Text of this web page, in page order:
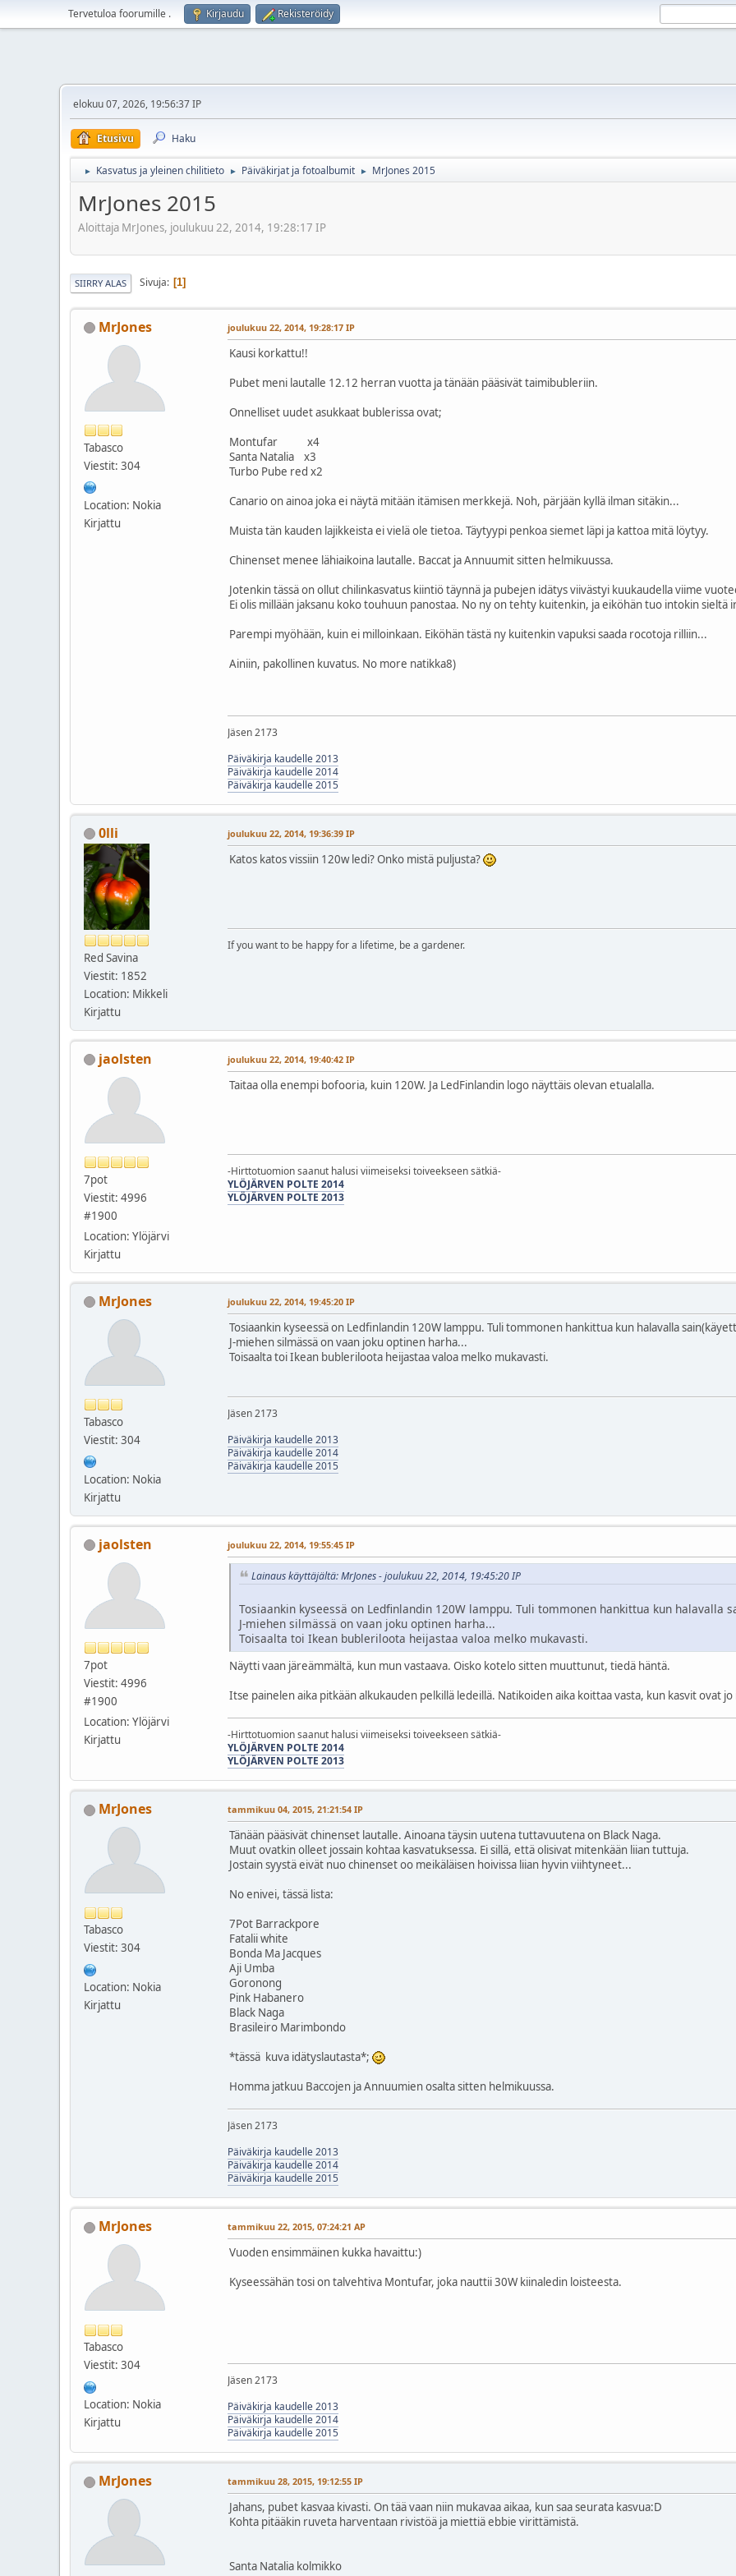
Tervetuloa foorumille . Kirjaudu Rekisteröidy
elokuu 07, 2026, 19:56:37 IP
Etusivu Haku
► Kasvatus ja yleinen chilitieto ► Päiväkirjat ja fotoalbumit ► MrJones 2015
MrJones 2015
Aloittaja MrJones, joulukuu 22, 2014, 19:28:17 IP
SIIRRY ALAS Sivuja 1
MrJones
Tabasco
Viestit: 304
Location: Nokia
Kirjattu
joulukuu 22, 2014, 19:28:17 IP
Kausi korkattu!!
Pubet meni lautalle 12.12 herran vuotta ja tänään pääsivät taimibubleriin.
Onnelliset uudet asukkaat bublerissa ovat;
Montufar x4
Santa Natalia x3
Turbo Pube red x2
Canario on ainoa joka ei näytä mitään itämisen merkkejä. Noh, pärjään kyllä ilman sitäkin...
Muista tän kauden lajikkeista ei vielä ole tietoa. Täytyypi penkoa siemet läpi ja kattoa mitä löytyy.
Chinenset menee lähiaikoina lautalle. Baccat ja Annuumit sitten helmikuussa.
Jotenkin tässä on ollut chilinkasvatus kiintiö täynnä ja pubejen idätys viivästyi kuukaudella viime
Ei olis millään jaksanu koko touhuun panostaa. No ny on tehty kuitenkin, ja eiköhän tuo intokin sieltä
Parempi myöhään, kuin ei milloinkaan. Eiköhän tästä ny kuitenkin vapuksi saada rocotoja rilliin...
Ainiin, pakollinen kuvatus. No more natikka8)
Jäsen 2173
Päiväkirja kaudelle 2013
Päiväkirja kaudelle 2014
Päiväkirja kaudelle 2015
0lli
Red Savina
Viestit: 1852
Location: Mikkeli
Kirjattu
joulukuu 22, 2014, 19:36:39 IP
Katos katos vissiin 120w ledi? Onko mistä puljusta?
If you want to be happy for a lifetime, be a gardener.
jaolsten
7pot
Viestit: 4996
#1900
Location: Ylöjärvi
Kirjattu
joulukuu 22, 2014, 19:40:42 IP
Taitaa olla enempi bofooria, kuin 120W. Ja LedFinlandin logo näyttäis olevan etualalla.
-Hirttotuomion saanut halusi viimeiseksi toiveekseen sätkiä-
YLÖJÄRVEN POLTE 2014
YLÖJÄRVEN POLTE 2013
MrJones
Tabasco
Viestit: 304
Location: Nokia
Kirjattu
joulukuu 22, 2014, 19:45:20 IP
Tosiaankin kyseessä on Ledfinlandin 120W lamppu. Tuli tommonen hankittua kun halavalla
J-miehen silmässä on vaan joku optinen harha...
Toisaalta toi Ikean bubleriloota heijastaa valoa melko mukavasti.
Jäsen 2173
Päiväkirja kaudelle 2013
Päiväkirja kaudelle 2014
Päiväkirja kaudelle 2015
jaolsten
7pot
Viestit: 4996
#1900
Location: Ylöjärvi
Kirjattu
joulukuu 22, 2014, 19:55:45 IP
Lainaus käyttäjältä: MrJones - joulukuu 22, 2014, 19:45:20 IP
Tosiaankin kyseessä on Ledfinlandin 120W lamppu. Tuli tommonen hankittua kun halavalla
J-miehen silmässä on vaan joku optinen harha...
Toisaalta toi Ikean bubleriloota heijastaa valoa melko mukavasti.
Näytti vaan järeämmältä, kun mun vastaava. Oisko kotelo sitten muuttunut, tiedä häntä.
Itse painelen aika pitkään alkukauden pelkillä ledeillä. Natikoiden aika koittaa vasta, kun kasvit ovat jo
-Hirttotuomion saanut halusi viimeiseksi toiveekseen sätkiä-
YLÖJÄRVEN POLTE 2014
YLÖJÄRVEN POLTE 2013
MrJones
Tabasco
Viestit: 304
Location: Nokia
Kirjattu
tammikuu 04, 2015, 21:21:54 IP
Tänään pääsivät chinenset lautalle. Ainoana täysin uutena tuttavuutena on Black Naga.
Muut ovatkin olleet jossain kohtaa kasvatuksessa. Ei sillä, että olisivat mitenkään liian tuttuja.
Jostain syystä eivät nuo chinenset oo meikäläisen hoivissa liian hyvin viihtyneet...
No enivei, tässä lista:
7Pot Barrackpore
Fatalii white
Bonda Ma Jacques
Aji Umba
Goronong
Pink Habanero
Black Naga
Brasileiro Marimbondo
*tässä kuva idätyslautasta*;
Homma jatkuu Baccojen ja Annuumien osalta sitten helmikuussa.
Jäsen 2173
Päiväkirja kaudelle 2013
Päiväkirja kaudelle 2014
Päiväkirja kaudelle 2015
MrJones
Tabasco
Viestit: 304
Location: Nokia
Kirjattu
tammikuu 22, 2015, 07:24:21 AP
Vuoden ensimmäinen kukka havaittu:)
Kyseessähän tosi on talvehtiva Montufar, joka nauttii 30W kiinaledin loisteesta.
Jäsen 2173
Päiväkirja kaudelle 2013
Päiväkirja kaudelle 2014
Päiväkirja kaudelle 2015
MrJones tammikuu 28, 2015, 19:12:55 IP
Jahans, pubet kasvaa kivasti. On tää vaan niin mukavaa aikaa, kun saa seurata kasvua:D
Kohta pitääkin ruveta harventaan rivistöä ja miettiä ebbie virittämistä.
Santa Natalia kolmikko